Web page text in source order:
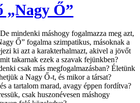
„Nagy Ő”
mindenki máshogy fogalmazza meg azt,
Ő” fogalma szimpatikus, másoknak a
ki azt a karakterhalmazt, akivel a jövőt
takarnak ezek a szavak fejünkben?
csak más megfogalmazásban? Életünk
a Nagy Ő-t, és mikor a társat?
a tartalom marad, avagy éppen fordítva?
csak huszonévesen máshogy